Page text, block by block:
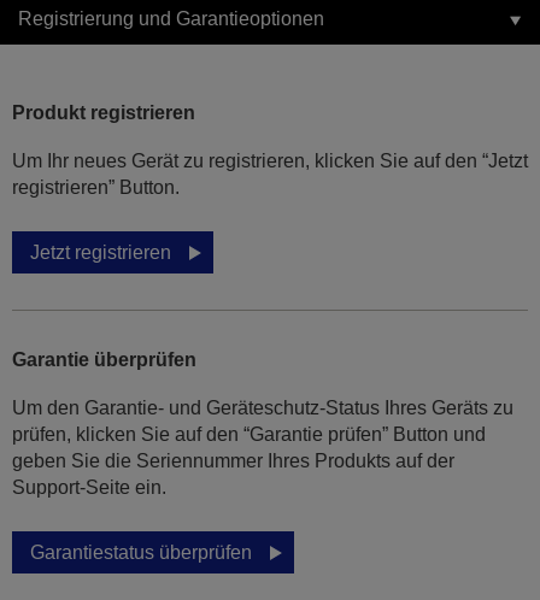
Registrierung und Garantieoptionen
Produkt registrieren
Um Ihr neues Gerät zu registrieren, klicken Sie auf den “Jetzt
registrieren” Button.
Jetzt registrieren
Garantie überprüfen
Um den Garantie- und Geräteschutz-Status Ihres Geräts zu
prüfen, klicken Sie auf den “Garantie prüfen” Button und
geben Sie die Seriennummer Ihres Produkts auf der
Support-Seite ein.
Garantiestatus überprüfen